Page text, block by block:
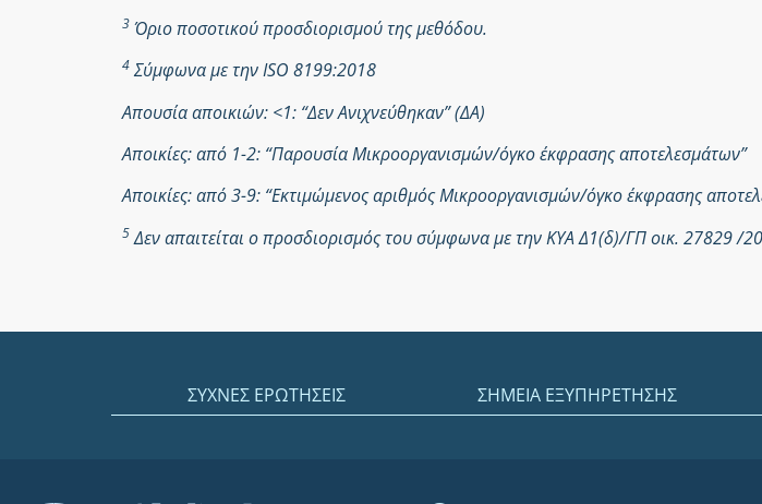
3 Όριο ποσοτικού προσδιορισμού της μεθόδου.
4Σύμφωνα με την ISO 8199:2018
Απουσία αποικιών: <1: “Δεν Ανιχνεύθηκαν” (ΔΑ)
Αποικίες: από 1-2: “Παρουσία Μικροοργανισμών/όγκο έκφρασης αποτελεσμάτων”
Αποικίες: από 3-9: “Εκτιμώμενος αριθμός Μικροοργανισμών/όγκο έκφρασης
5Δεν απαιτείται ο προσδιορισμός του σύμφωνα με την ΚΥΑ Δ1(δ)/ΓΠ οικ. 27829
ΣΥΧΝΕΣ ΕΡΩΤΗΣΕΙΣ ΣΗΜΕΙΑ ΕΞΥΠΗΡΕΤΗΣΗΣ